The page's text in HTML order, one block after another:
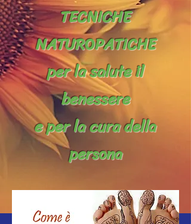
TECNICHE
NATUROPATICHE
per la saluteil
benessere
e per la cura della
persona